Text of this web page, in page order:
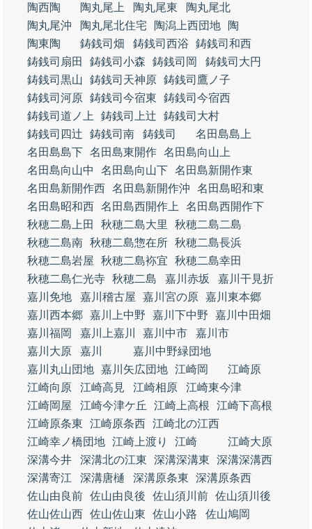
陶西陶
陶丸尾上 陶丸尾東
陶丸尾北
陶丸尾沖
陶丸尾北住宅 陶潟上西団地
陶
陶東陶
鋳銭司畑 鋳銭司西浴
鋳銭司和西
鋳銭司扇田
鋳銭司小森 鋳銭司岡
鋳銭司大円
鋳銭司黒山
鋳銭司天神原 鋳銭司鷹ノ子
鋳銭司河原 鋳銭司今宿東
鋳銭司今宿西
鋳銭司道ノ上
鋳銭司上辻
鋳銭司大村
鋳銭司四辻
鋳銭司南 鋳銭司
名田島島上
名田島島下 名田島東開作 名田島向山上
名田島向山中
名田島向山下 名田島新開作東
名田島新開作西 名田島新開作沖
名田島昭和東
名田島昭和西 名田島西開作上
名田島西開作下
秋穂二島上田
秋穂二島大里
秋穂二島二島
秋穂二島南 秋穂二島惣在所 秋穂二島長浜
秋穂二島岩屋
秋穂二島袮宜
秋穂二島幸田
秋穂二島仁光寺 秋穂二島 嘉川赤坂
嘉川干見折
嘉川免地
嘉川稽古屋 嘉川宮の原 嘉川東本郷
嘉川西本郷 嘉川上中野 嘉川下中野
嘉川中田畑
嘉川福岡
嘉川上嘉川 嘉川中市
嘉川市
嘉川大原
嘉川
嘉川中野緑団地
嘉川丸山団地 嘉川矢広団地 江崎岡
江崎原
江崎向原
江崎高見 江崎相原
江崎東今津
江崎岡屋
江崎今津ケ丘 江崎上高根
江崎下高根
江崎原条東
江崎原条西 江崎北の江西
江崎幸ノ橋団地 江崎上渡り 江崎
江崎大原
深溝今井
深溝北の江東 深溝深溝東
深溝深溝西
深溝寄江
深溝唐樋 深溝原条東
深溝原条西
佐山由良前 佐山由良後 佐山須川前 佐山須川後
佐山佐山西 佐山佐山東 佐山小路
佐山鳩岡